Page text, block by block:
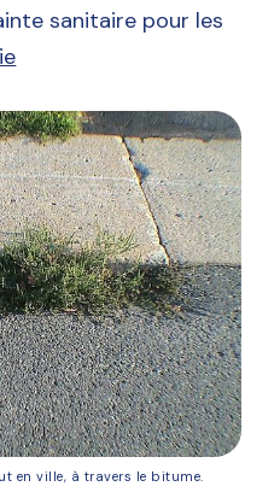
sanitaire pour les
en ville, à travers le bitume.